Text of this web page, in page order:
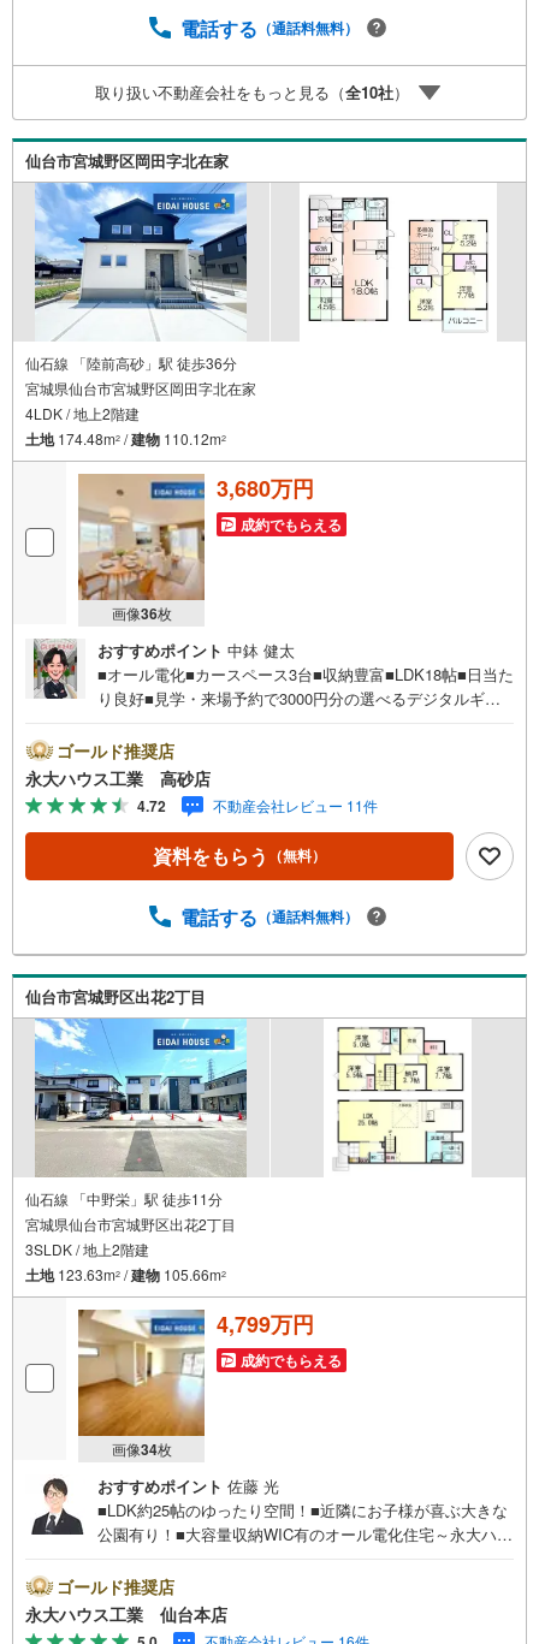
ご質問はもちろん、ご購入時に気になる住宅ローン各種税
はキッズスペースも完備！お子様連れのご家族様で是非お
越しください。営業時間:10:00～18:00（定休日火・水曜日
※店舗により変動あり）現地のご案内も可能ですので、どう
ぞお気軽にお問い合わせください！
電話する （通話料無料）
取り扱い不動産会社をもっと見る（全10社）
仙台市宮城野区岡田字北在家
仙石線 「陸前高砂」駅 徒歩36分
宮城県仙台市宮城野区岡田字北在家
4LDK / 地上2階建
土地174.48m2 /建物 110.12m2
画像36枚
3,680万円
成約でもらえる
おすすめポイント 中鉢 健太
■オール電化■カースペース3台■収納豊富■LDK18帖■日当た
り良好■見学・来場予約で3000円分の選べるデジタルギフ
心に宮城県内の多数店舗で展開中！こちらでは当社の強み
を大きく2つに分けてご紹介！1.＜豊富な不動産知識＞戸
建・マンション・土地...と種別を問わず不動産を取り扱っ
ております。更に教育施設や商業施設、子育て環境や行政
などの地域情報を総合し、お客様により良い物件選びをし
て頂けるよう、しっかりとサポートさせて頂きます。2.＜
し】【リフォーム】など住宅に関する様々なご質問はもち
も、誠心誠意ご説明させて頂きます。各店舗ではキッズス
ペースも完備！お子様連れのご家族様で是非お越しくださ
い。営業時間:10:00～18:00（定休日火・水曜日※店舗によ
り変動あり）現地のご案内も可能ですので、どうぞお気軽
にお問い合わせください！
ゴールド推奨店
永大ハウス工業 高砂店
4.72 不動産会社レビュー 11件
資料をもらう （無料）
電話する （通話料無料）
仙台市宮城野区出花2丁目
仙石線 「中野栄」駅 徒歩11分
宮城県仙台市宮城野区出花2丁目
3SLDK / 地上2階建
土地123.63m2 /建物 105.66m2
画像34枚
4,799万円
成約でもらえる
おすすめポイント 佐藤 光
■LDK約25帖のゆったり空間！■近隣にお子様が喜ぶ大きな
公園有り！■大容量収納WIC有のオール電化住宅～永大ハウ
中！こちらでは当社の強みを大きく2つに分けてご紹介！1.
＜豊富な不動産知識＞戸建・マンション・土地...と種別を
問わず不動産を取り扱っております。更に教育施設や商業
ゴールド推奨店
永大ハウス工業 仙台本店